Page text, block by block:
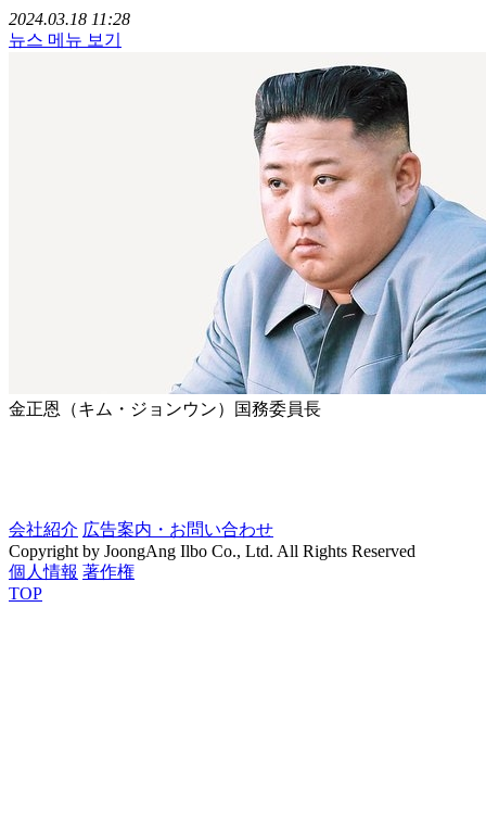
2024.03.18 11:28
뉴스 메뉴 보기
金正恩（キム・ジョンウン）国務委員長
会社紹介 広告案内・お問い合わせ
Copyright by JoongAng Ilbo Co., Ltd. All Rights Reserved
個人情報 著作権
TOP